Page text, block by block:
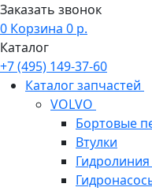
Заказать звонок
0 Корзина 0 р.
Каталог
+7 (495) 149-37-60
Каталог запчастей
VOLVO
Бортовые
Втулки
Гидролиния